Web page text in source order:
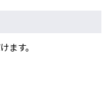
ます。